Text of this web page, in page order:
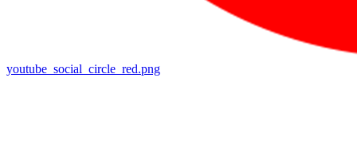
youtube_social_circle_red.png